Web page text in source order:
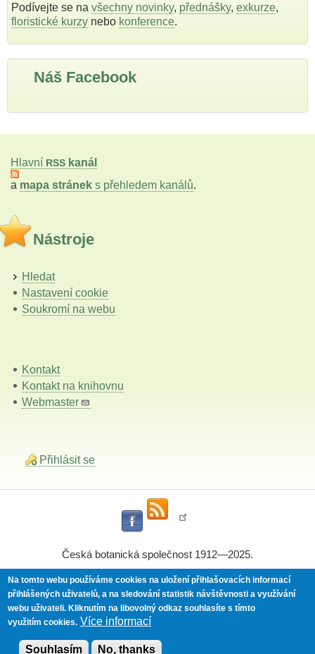
Podívejte se na všechny novinky, přednášky, exkurze,
floristické kurzy nebo konference.
Náš Facebook
Hlavní RSS kanál
a mapa stránek s přehledem kanálů.
Nástroje
Hledat
Nastavení cookie
Soukromí na webu
Kontakt
Kontakt na knihovnu
Webmaster
Přihlásit se
Česká botanická společnost 1912—2025.
Powered byDrupal
Na tomto webu používáme cookies na uložení přihlašovacích informací
přihlášených uživatelů, a na sledování statistik návštěvnosti a využívání
webu uživateli. Kliknutím na libovolný odkaz souhlasíte s tímto
využitím cookies. Více informací
Souhlasím No, thanks